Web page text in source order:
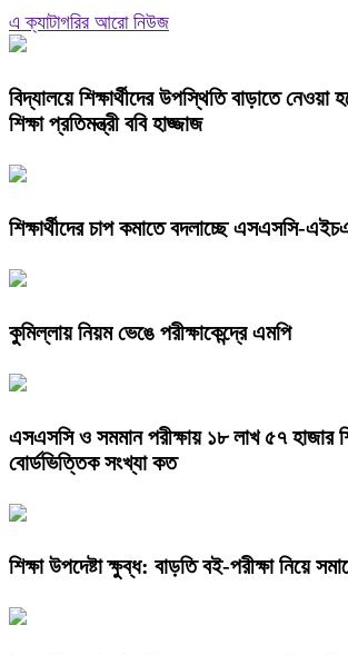
এ ক্যাটাগরির আরো নিউজ
বিদ্যালয়ে শিক্ষার্থীদের উপস্থিতি বাড়াতে
শিক্ষা প্রতিমন্ত্রী ববি হাজ্জাজ
শিক্ষার্থীদের চাপ কমাতে বদলাচ্ছে এসএসসি-
কুমিল্লায় নিয়ম ভেঙে পরীক্ষাকেন্দ্রে এমপি
এসএসসি ও সমমান পরীক্ষায় ১৮ লাখ ৫৭ হাজার
বোর্ডভিত্তিক সংখ্যা কত
শিক্ষা উপদেষ্টা ক্ষুব্ধ: বাড়তি বই-পরীক্ষা নিয়ে